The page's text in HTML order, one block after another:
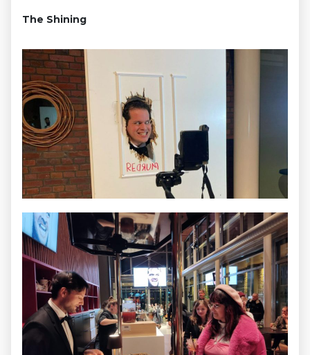
The Shining